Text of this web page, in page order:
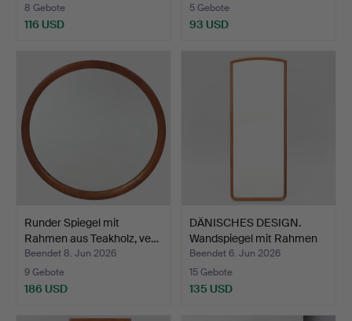
8 Gebote
116 USD
5 Gebote
93 USD
Runder Spiegel mit
Rahmen aus Teakholz, ve…
Beendet 8. Jun 2026
9 Gebote
186 USD
DÄNISCHES DESIGN.
Wandspiegel mit Rahmen
a…
Beendet 6. Jun 2026
15 Gebote
135 USD